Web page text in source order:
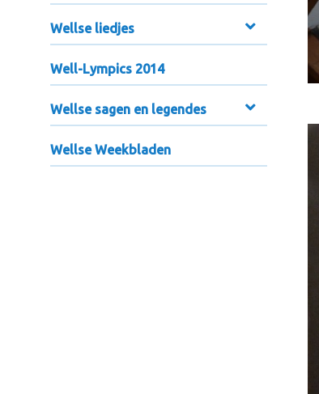
Wellse liedjes
Well-Lympics 2014
Wellse sagen en legendes
Wellse Weekbladen